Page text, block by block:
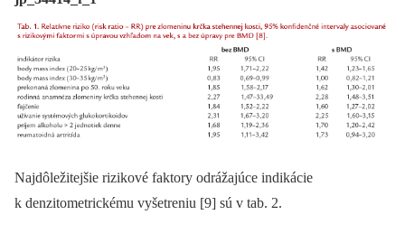
Najdôležitejšie rizikové faktory odrážajúce indikácie
k denzitometrickému vyšetreniu [9] sú v tab. 2.